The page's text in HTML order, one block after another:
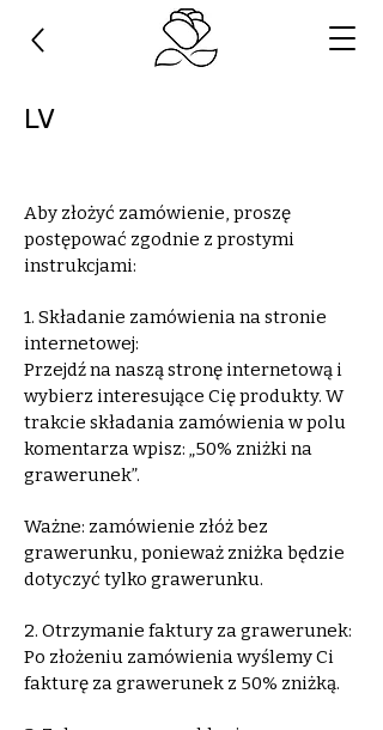
LV
Aby złożyć zamówienie, proszę
postępować zgodnie z prostymi
instrukcjami:
1. Składanie zamówienia na stronie
internetowej:
Przejdź na naszą stronę internetową i
wybierz interesujące Cię produkty. W
trakcie składania zamówienia w polu
komentarza wpisz: „50% zniżki na
grawerunek”.
Ważne: zamówienie złóż bez
grawerunku, ponieważ zniżka będzie
dotyczyć tylko grawerunku.
2. Otrzymanie faktury za grawerunek:
Po złożeniu zamówienia wyślemy Ci
fakturę za grawerunek z 50% zniżką.